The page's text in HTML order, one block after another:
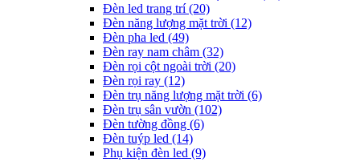
Đèn led trang trí(20)
Đèn năng lượng mặt trời (12)
Đèn pha led (49)
Đèn ray nam châm (32)
Đèn rọi cột ngoài trời (20)
Đèn rọi ray (12)
Đèn trụ năng lượng mặt trời (6)
Đèn trụ sân vườn (102)
Đèn tường đồng (6)
Đèn tuýp led (14)
Phụ kiện đèn led (9)